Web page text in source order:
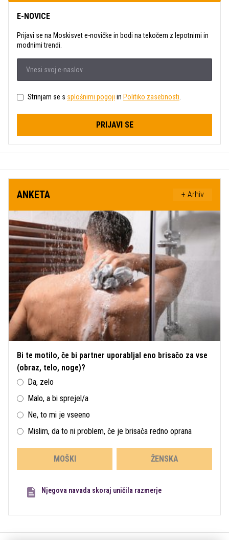
E-NOVICE
Prijavi se na Moskisvet e-novičke in bodi na tekočem z lepotnimi in
modnimi trendi.
Strinjam se s splošnimi pogoji in Politiko zasebnosti.
PRIJAVI SE
ANKETA + Arhiv
Bi te motilo, če bi partner uporabljal eno brisačo za vse
(obraz, telo, noge)?
Da, zelo
Malo, a bi sprejel/a
Ne, to mi je vseeno
Mislim, da to ni problem, če je brisača redno oprana
MOŠKI ŽENSKA
Njegova navada skoraj uničila razmerje